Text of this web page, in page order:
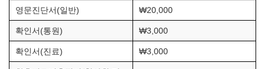
영문진단서(일반) ₩20,000
확인서(통원) ₩3,000
확인서(진료) ₩3,000